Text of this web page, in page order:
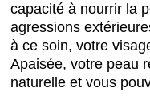
capacité à nourrir la
agressions
à ce soin, votre
Apaisée, votre peau
naturelle et vous